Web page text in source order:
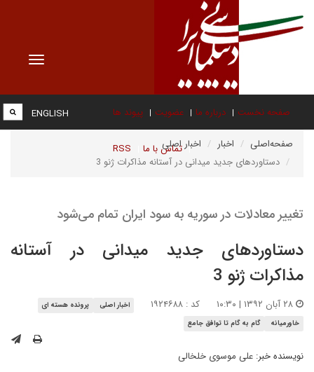
Toggle
صفحه نخست درباره ما عضویت پیوند ها
تماس با ما RSS
ENGLISH
صفحه‌اصلی اخبار
اخبار اصلی
دستاوردهای جدید میدانی در آستانه مذاکرات ژنو 3
تغییر معادلات در سوریه به سود ایران تمام می‌شود
دستاوردهای جدید میدانی در آستانه
مذاکرات ژنو 3
کد : ۱۹۲۴۶۸۸ اخبار اصلی
پرونده هسته ای
خاورمیانه
گام به گام تا توافق جامع
نویسنده خبر: على موسوى خلخالى